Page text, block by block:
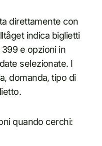
direttamente con
indica biglietti
e opzioni in
selezionate. I
domanda, tipo di
quando cerchi: